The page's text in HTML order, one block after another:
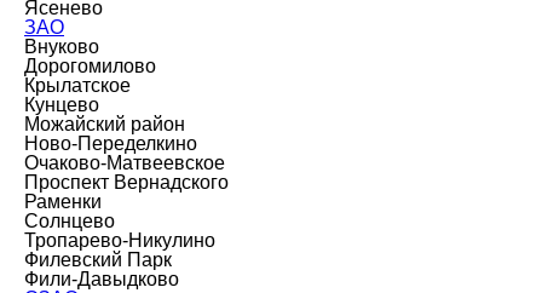
Ясенево
ЗАО
Внуково
Дорогомилово
Крылатское
Кунцево
Можайский район
Ново-Переделкино
Очаково-Матвеевское
Проспект Вернадского
Раменки
Солнцево
Тропарево-Никулино
Филевский Парк
Фили-Давыдково